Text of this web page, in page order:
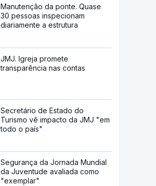
Manutenção da ponte. Quase
30 pessoas inspecionam
diariamente a estrutura
JMJ. Igreja promete
transparência nas contas
Secretário de Estado do
Turismo vê impacto da JMJ "em
todo o país"
Segurança da Jornada Mundial
da Juventude avaliada como
"exemplar"